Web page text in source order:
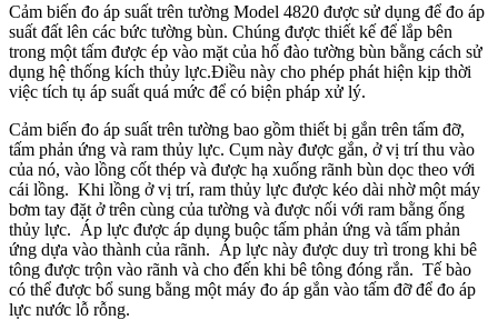
Cảm biến đo áp suất trên tường Model 4820 được sử dụng để đo áp
suất đất lên các bức tường bùn. Chúng được thiết kế để lắp bên
trong một tấm được ép vào mặt của hố đào tường bùn bằng cách sử
dụng hệ thống kích thủy lực.Điều này cho phép phát hiện kịp thời
việc tích tụ áp suất quá mức để có biện pháp xử lý.
Cảm biến đo áp suất trên tường bao gồm thiết bị gắn trên tấm đỡ,
tấm phản ứng và ram thủy lực. Cụm này được gắn, ở vị trí thu vào
của nó, vào lồng cốt thép và được hạ xuống rãnh bùn dọc theo với
cái lồng. Khi lồng ở vị trí, ram thủy lực được kéo dài nhờ một máy
bơm tay đặt ở trên cùng của tường và được nối với ram bằng ống
thủy lực. Áp lực được áp dụng buộc tấm phản ứng và tấm phản
ứng dựa vào thành của rãnh. Áp lực này được duy trì trong khi bê
tông được trộn vào rãnh và cho đến khi bê tông đóng rắn. Tế bào
có thể được bổ sung bằng một máy đo áp gắn vào tấm đỡ để đo áp
lực nước lỗ rỗng.